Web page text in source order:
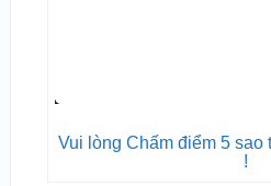
Vui lòng Chấm điểm 5 sao
!